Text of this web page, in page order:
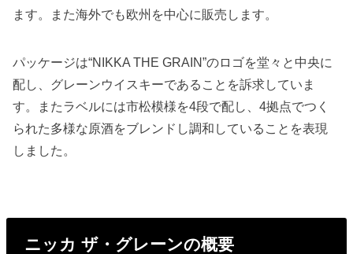
ます。また海外でも欧州を中心に販売します。
パッケージは“NIKKA THE GRAIN”のロゴを堂々と中央に
配し、グレーンウイスキーであることを訴求していま
す。またラベルには市松模様を4段で配し、4拠点でつく
られた多様な原酒をブレンドし調和していることを表現
しました。
ニッカ ザ・グレーンの概要